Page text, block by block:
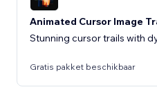
Animated Cursor Image
Stunning cursor trails with
Gratis pakket beschikbaar